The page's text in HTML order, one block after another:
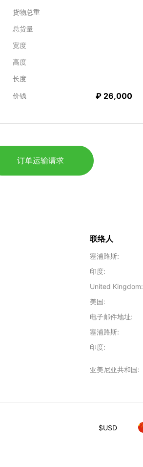
货物总重
总货量
宽度
高度
长度
价钱 ₽ 26,000
订单运输请求
联络人
塞浦路斯:
印度:
United Kingdom:
美国:
电子邮件地址:
塞浦路斯:
印度:
亚美尼亚共和国:
$USD